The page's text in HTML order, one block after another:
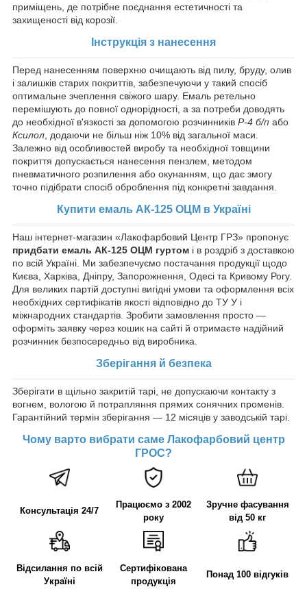
приміщень, де потрібне поєднання естетичності та
захищеності від корозії.
Інструкція з нанесення
Перед нанесенням поверхню очищають від пилу, бруду, олив
і залишків старих покриттів, забезпечуючи у такий спосіб
оптимальне зчеплення свіжого шару. Емаль ретельно
перемішують до повної однорідності, а за потреби доводять
до необхідної в'язкості за допомогою розчинників Р-4 б/п або
Ксилол , додаючи не більш ніж 10% від загальної маси.
Залежно від особливостей виробу та необхідної товщини
покриття допускається нанесення пензлем, методом
пневматичного розпилення або окунанням, що дає змогу
точно підібрати спосіб оброблення під конкретні завдання.
Купити емаль АК-125 ОЦМ в Україні
Наш інтернет-магазин «Лакофарбовий Центр ГРЗ» пропонує
придбати емаль АК-125 ОЦМ гуртом і в роздріб з доставкою
по всій Україні. Ми забезпечуємо постачання продукції щодо
Києва, Харківа, Дніпру, Запорожнення, Одесі та Кривому Рогу.
Для великих партій доступні вигідні умови та оформлення всіх
необхідних сертифікатів якості відповідно до ТУ У і
міжнародних стандартів. Зробити замовлення просто —
оформіть заявку через кошик на сайті й отримаєте надійний
розчинник безпосередньо від виробника.
Зберігання й безпека
Зберігати в щільно закритій тарі, не допускаючи контакту з
вогнем, вологою й потрапляння прямих сонячних променів.
Гарантійний термін зберігання — 12 місяців у заводській тарі.
Чому варто вибрати саме Лакофарбовий центр
ГРОС?
Консультація 24/7
Працюємо з 2002
року
Зручне фасування
від 50 кг
Відсилання по всій
Україні
Сертифікована
продукція
Понад 100 відгуків